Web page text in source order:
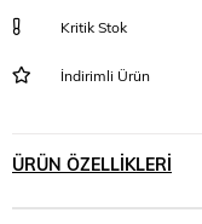
Kritik Stok
İndirimli Ürün
ÜRÜN ÖZELLIKLERI